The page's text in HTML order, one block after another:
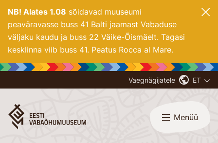
NB! Alates 1.08 sõidavad muuseumi
peaväravasse buss 41 Balti jaamast Vabaduse
väljaku kaudu ja buss 22 Väike-Õismäelt. Tagasi
kesklinna viib buss 41. Peatus Rocca al Mare.
Vaegnägijatele ET
Menüü